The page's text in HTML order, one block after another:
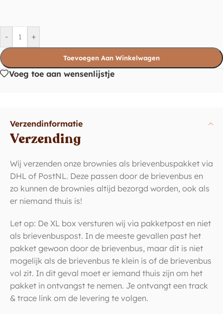
- +
Toevoegen Aan Winkelwagen
Voeg toe aan wensenlijstje
Verzendinformatie
Verzending
Wij verzenden onze brownies als brievenbuspakket via
DHL of PostNL. Deze passen door de brievenbus en
zo kunnen de brownies altijd bezorgd worden, ook als
er niemand thuis is!
Let op: De XL box versturen wij via pakketpost en niet
als brievenbuspost. In de meeste gevallen past het
pakket gewoon door de brievenbus, maar dit is niet
mogelijk als de brievenbus te klein is of de brievenbus
vol zit. In dit geval moet er iemand thuis zijn om het
pakket in ontvangst te nemen. Je ontvangt een track
& trace link om de levering te volgen.